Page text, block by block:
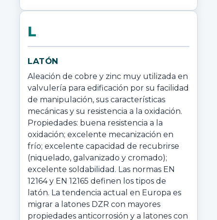
L
LATÓN
Aleación de cobre y zinc muy utilizada en
valvulería para edificación por su facilidad
de manipulación, sus características
mecánicas y su resistencia a la oxidación.
Propiedades: buena resistencia a la
oxidación; excelente mecanización en
frío; excelente capacidad de recubrirse
(niquelado, galvanizado y cromado);
excelente soldabilidad. Las normas EN
12164 y EN 12165 definen los tipos de
latón. La tendencia actual en Europa es
migrar a latones DZR con mayores
propiedades anticorrosión y a latones con